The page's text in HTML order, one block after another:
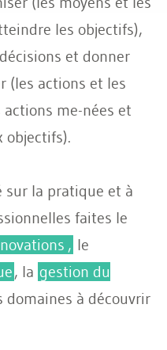
les objectifs),
et donner
(les actions et les
me-nées et
objectifs).
sur la pratique et à
faites le
, le
, la gestion du
domaines à découvrir